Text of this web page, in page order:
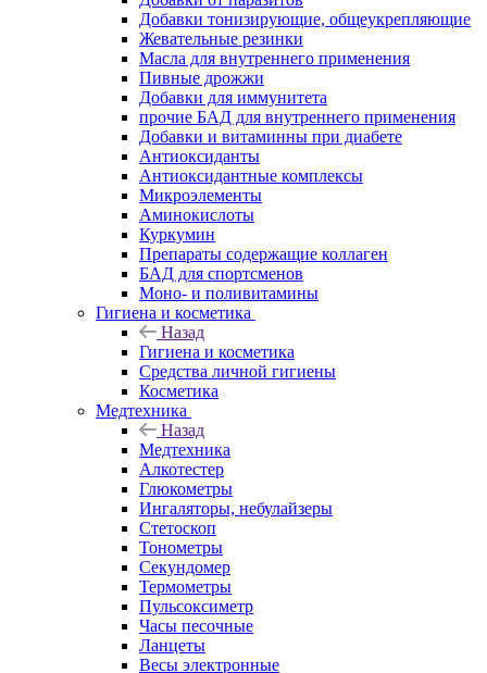
Добавки тонизирующие, общеукрепляющие
Жевательные резинки
Масла для внутреннего применения
Пивные дрожжи
Добавки для иммунитета
прочие БАД для внутреннего применения
Добавки и витаминны при диабете
Антиоксиданты
Антиоксидантные комплексы
Микроэлементы
Аминокислоты
Куркумин
Препараты содержащие коллаген
БАД для спортсменов
Моно- и поливитамины
Гигиена и косметика
Назад
Гигиена и косметика
Средства личной гигиены
Косметика
Медтехника
Назад
Медтехника
Алкотестер
Глюкометры
Ингаляторы, небулайзеры
Стетоскоп
Тонометры
Секундомер
Термометры
Пульсоксиметр
Часы песочные
Ланцеты
Весы электронные